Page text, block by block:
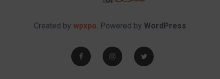
Created by wpxpo. Powered by WordPress